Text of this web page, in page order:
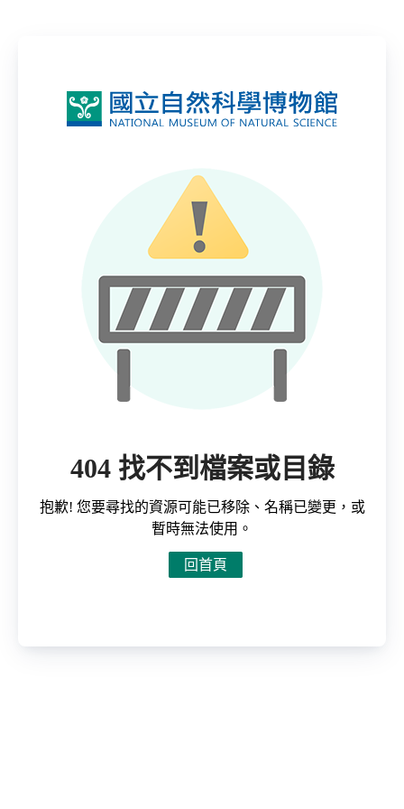
404 找不到檔案或目錄
抱歉! 您要尋找的資源可能已移除、名稱已變更，或
暫時無法使用。
回首頁